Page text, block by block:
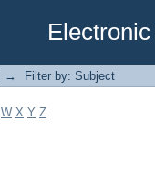
→ Filter by: Subject
W X Y Z